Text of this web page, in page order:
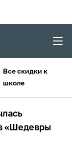
Все скидки к
школе
«Шедевры